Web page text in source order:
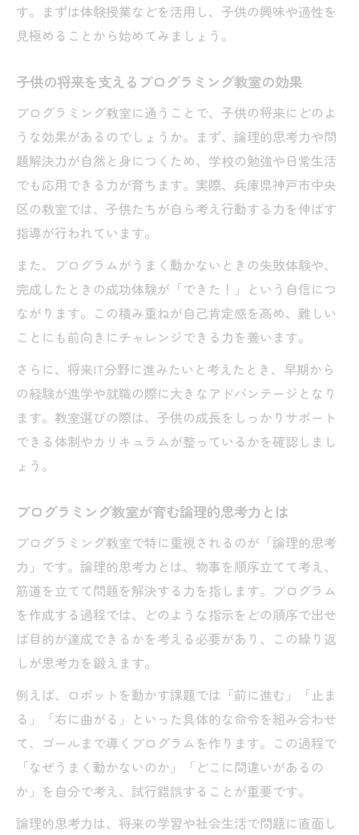
す。まずは体験授業などを活用し、子供の興味や適性を
見極めることから始めてみましょう。
子供の将来を支えるプログラミング教室の効果
プログラミング教室に通うことで、子供の将来にどのよ
うな効果があるのでしょうか。まず、論理的思考力や問
題解決力が自然と身につくため、学校の勉強や日常生活
でも応用できる力が育ちます。実際、兵庫県神戸市中央
区の教室では、子供たちが自ら考え行動する力を伸ばす
指導が行われています。
また、プログラムがうまく動かないときの失敗体験や、
完成したときの成功体験が「できた！」という自信につ
ながります。この積み重ねが自己肯定感を高め、難しい
ことにも前向きにチャレンジできる力を養います。
さらに、将来IT分野に進みたいと考えたとき、早期から
の経験が進学や就職の際に大きなアドバンテージとなり
ます。教室選びの際は、子供の成長をしっかりサポート
できる体制やカリキュラムが整っているかを確認しまし
ょう。
プログラミング教室が育む論理的思考力とは
プログラミング教室で特に重視されるのが「論理的思考
力」です。論理的思考力とは、物事を順序立てて考え、
筋道を立てて問題を解決する力を指します。プログラム
を作成する過程では、どのような指示をどの順序で出せ
ば目的が達成できるかを考える必要があり、この繰り返
しが思考力を鍛えます。
例えば、ロボットを動かす課題では「前に進む」「止ま
る」「右に曲がる」といった具体的な命令を組み合わせ
て、ゴールまで導くプログラムを作ります。この過程で
「なぜうまく動かないのか」「どこに間違いがあるの
か」を自分で考え、試行錯誤することが重要です。
論理的思考力は、将来の学習や社会生活で問題に直面し